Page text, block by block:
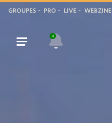
GROUPES PRO LIVE WEBZINE
4